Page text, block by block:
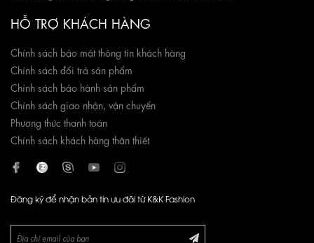
HỖ TRỢ KHÁCH HÀNG
Chính sách bảo mật thông tin khách hàng
Chính sách đổi trả sản phẩm
Chính sách bảo hành sản phẩm
Chính sách giao nhận, vận chuyển
Phương thức thanh toán
Chính sách khách hàng thân thiết
Đăng ký để nhận bản tin ưu đãi từ K&K Fashion